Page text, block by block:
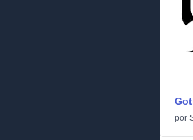
por